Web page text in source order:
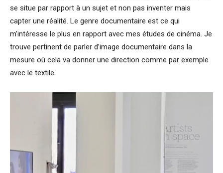
se situe par rapport à un sujet et non pas inventer mais
capter une réalité. Le genre documentaire est ce qui
m’intéresse le plus en rapport avec mes études de cinéma. Je
trouve pertinent de parler d’image documentaire dans la
mesure où cela va donner une direction comme par exemple
avec le textile.